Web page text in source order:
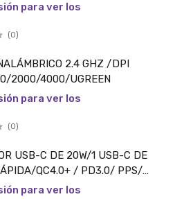
para ver los
(0)
2.4 GHZ /DPI
2000/4000/UGREEN
para ver los
(0)
USB-C DE 20W/1 USB-C DE
QC4.0+ / PD3.0/ PPS/
para ver los